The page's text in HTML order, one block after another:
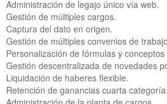
Administración de legajo único vía web.
Gestión de múltiples cargos.
Captura del dato en origen.
Gestión de múltiples convenios de
Personalización de fórmulas y
Gestión descentralizada de novedades
Liquidación de haberes flexible.
Retención de ganancias cuarta categoría.